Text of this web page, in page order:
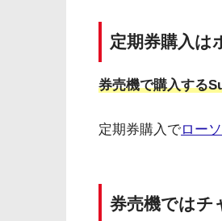
定期券購入は
券売機で購入する
定期券購入でロー
券売機ではチ